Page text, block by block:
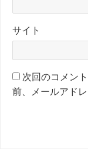
サイト
次回のコメン
前、メールアド